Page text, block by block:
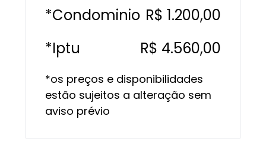
*Condominio R$ 1.200,00
*Iptu
R$ 4.560,00
*os preços e disponibilidades
estão sujeitos a alteração sem
aviso prévio